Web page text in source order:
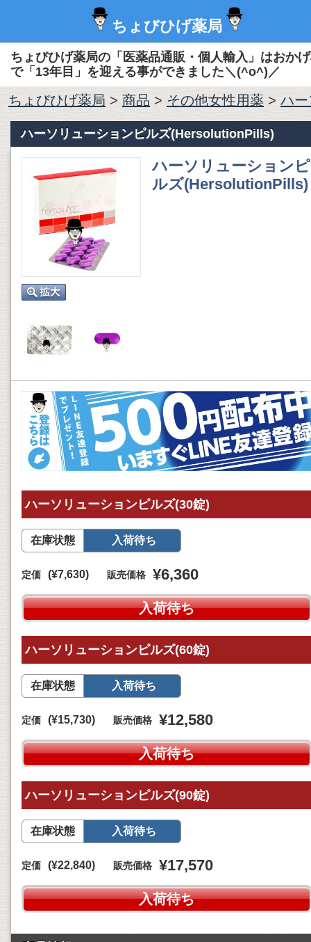
ちょびひげ薬局
ちょびひげ薬局の「医薬品通販・個人輸入」はおか
で「13年目」を迎える事ができました＼(^o^)／
ちょびひげ薬局 > 商品 > その他女性用薬 > ハ
ハーソリューションピルズ(HersolutionPills)
ハーソリューションピ
ルズ(HersolutionPills)
ハーソリューションピルズ(30錠)
在庫状態 入荷待ち
定価 (¥7,630) 販売価格 ¥6,360
入荷待ち
ハーソリューションピルズ(60錠)
在庫状態 入荷待ち
定価 (¥15,730) 販売価格 ¥12,580
入荷待ち
ハーソリューションピルズ(90錠)
在庫状態 入荷待ち
定価 (¥22,840) 販売価格 ¥17,570
入荷待ち